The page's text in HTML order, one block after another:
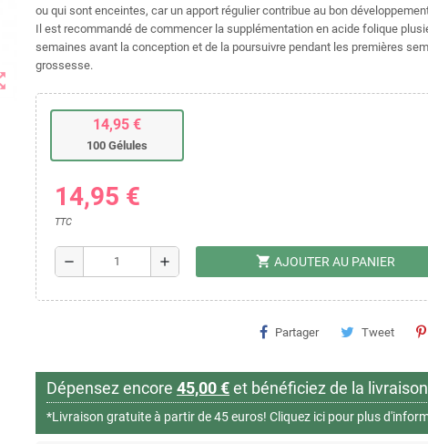
ou qui sont enceintes, car un apport régulier contribue au bon
Il est recommandé de commencer la supplémentation en acide folique
semaines avant la conception et de la poursuivre pendant les premières
grossesse.
14,95 €
100 Gélules
14,95 €
TTC
remove add shopping_cart AJOUTER AU PANIER
Partager Tweet
Dépensez encore 45,00 €et bénéficiez de la
*Livraison gratuite à partir de 45 euros! Cliquez ici pour plus